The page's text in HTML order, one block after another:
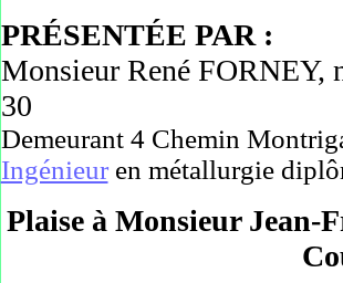
PRÉSENTÉE PAR :
Monsieur René FORNEY,
30
Demeurant 4 Chemin
Ingénieuren métallurgie
Plaise à Monsieur Jean-